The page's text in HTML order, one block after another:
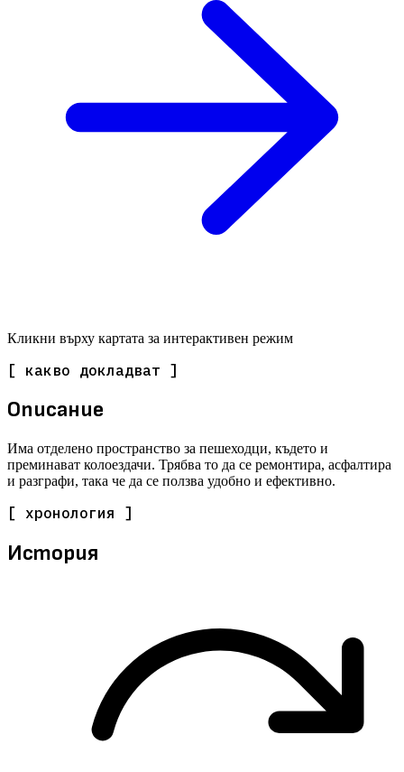
Кликни върху картата за интерактивен режим
[ какво докладват ]
Описание
Има отделено пространство за пешеходци, където и
преминават колоездачи. Трябва то да се ремонтира, асфалтира
и разграфи, така че да се ползва удобно и ефективно.
[ хронология ]
История